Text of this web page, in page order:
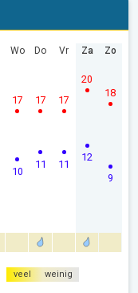
Wo
10
17
Do
11
17
Vr
11
17
Za
12
20
Zo
9
18
veel weinig